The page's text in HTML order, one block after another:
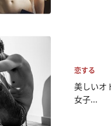
恋する
美しいオ
女子...